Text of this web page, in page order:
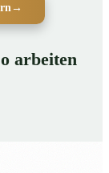
→
arbeiten